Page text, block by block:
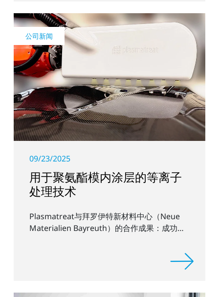
公司新闻
09/23/2025
用于聚氨酯模内涂层的等离子
处理技术
Plasmatreat与拜罗伊特新材料中心（Neue
Materialien Bayreuth）的合作成果：成功应